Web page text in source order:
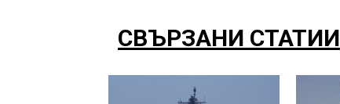
СВЪРЗАНИ СТАТИИ